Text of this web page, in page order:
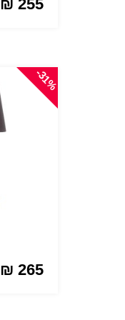
255 ₪
-31%
265 ₪